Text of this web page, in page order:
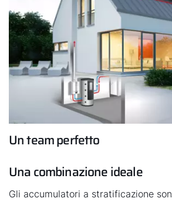
Un team perfetto
Una combinazione ideale
Gli accumulatori a stratificazione